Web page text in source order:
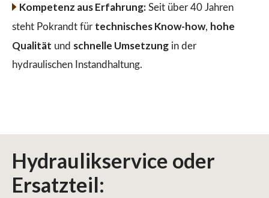
Kompetenz aus Erfahrung:Seit über 40 Jahren
steht Pokrandt für technisches Know-how, hohe
Qualität und schnelle Umsetzung in der
hydraulischen Instandhaltung.
Hydraulikservice oder
Ersatzteil: